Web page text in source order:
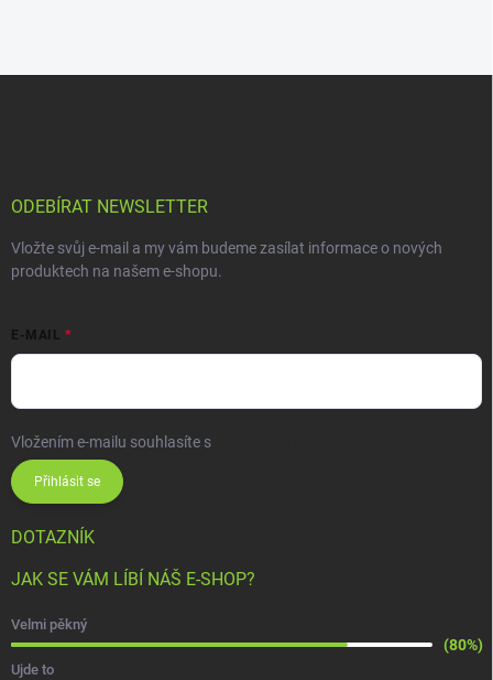
ODEBÍRAT NEWSLETTER
Vložte svůj e-mail a my vám budeme zasílat informace o nových
produktech na našem e-shopu.
E-MAIL
Vložením e-mailu souhlasíte s
Přihlásit se
DOTAZNÍK
JAK SE VÁM LÍBÍ NÁŠ E-SHOP?
Velmi pěkný
(80%)
Ujde to